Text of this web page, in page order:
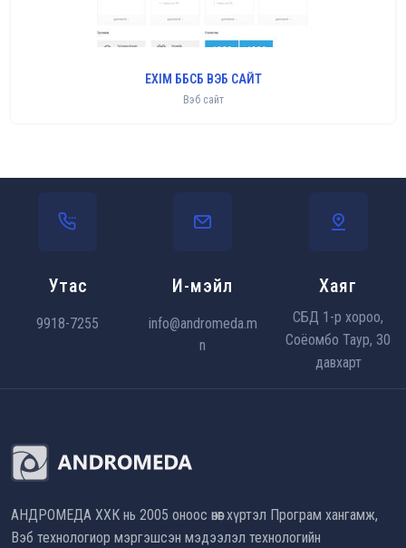
EXIM ББСБ ВЭБ САЙТ
Вэб сайт
Утас
9918-7255
И-мэйл
info@andromeda.m
n
Хаяг
СБД 1-р хороо,
Соёомбо Таур, 30
давхарт
АНДРОМЕДА ХХК нь 2005 оноос өнөөг хүртэл Програм хангамж,
Вэб технологиор мэргэшсэн мэдээлэл технологийн